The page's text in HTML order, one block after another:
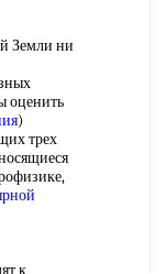
Земли ни
оценить
)
трех
к